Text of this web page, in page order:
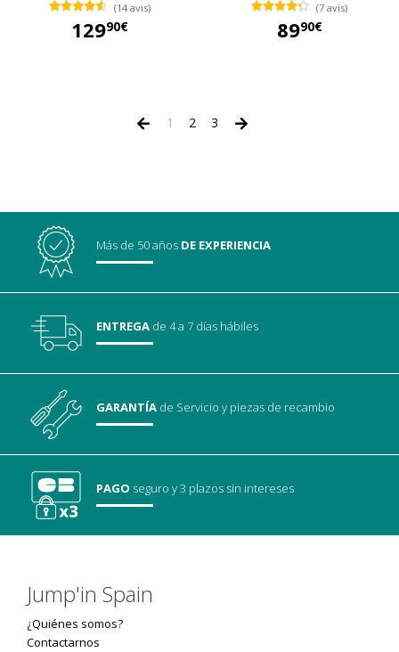
(14 avis)
12990€
(7 avis)
8990€
1 2 3
Más de 50 años DE EXPERIENCIA
ENTREGA de 4 a 7 días hábiles
GARANTÍA de Servicioy piezas de recambio
PAGO seguroy 3 plazos sin intereses
Jump'in Spain
¿Quiénes somos?
Contactarnos